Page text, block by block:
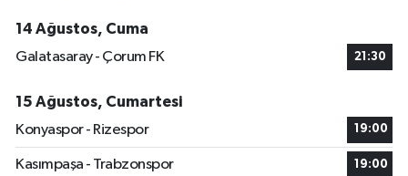
14 Ağustos, Cuma
Galatasaray - Çorum FK
21:30
15 Ağustos, Cumartesi
Konyaspor - Rizespor
19:00
Kasımpaşa - Trabzonspor 19:00